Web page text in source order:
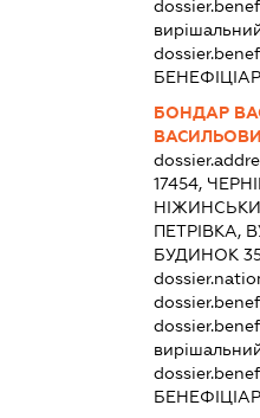
БОНДАР
17454,
ПЕТРІВКА,
БУДИНОК